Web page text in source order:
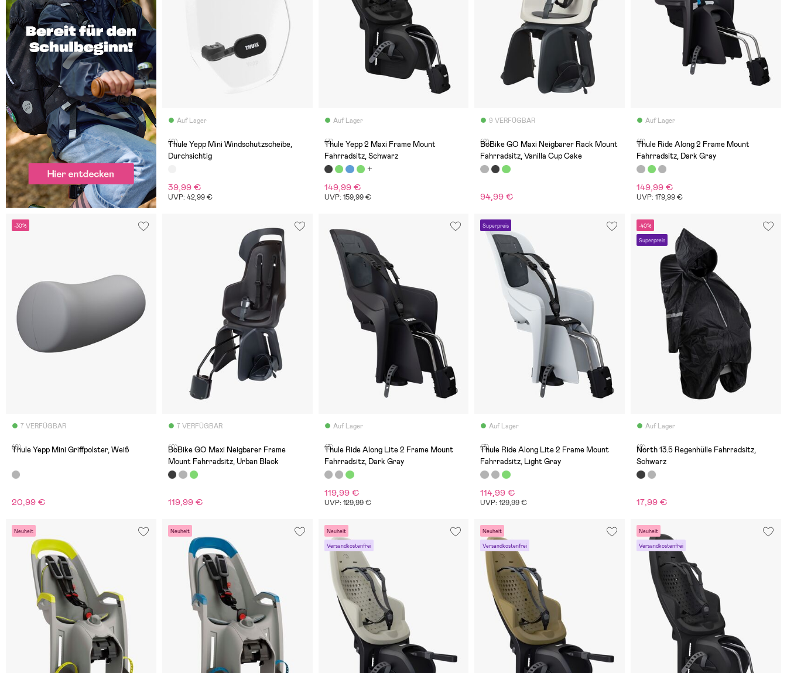
Auf Lager
(0)
Thule Yepp Mini Windschutzscheibe,
Durchsichtig
39,99 €
UVP: 42,99 €
Auf Lager
(3)
Thule Yepp 2 Maxi Frame Mount
Fahrradsitz, Schwarz
149,99 €
UVP: 159,99 €
9 VERFÜGBAR
(2)
BoBike GO Maxi Neigbarer Rack Mount
Fahrradsitz, Vanilla Cup Cake
94,99 €
Auf Lager
(2)
Thule Ride Along 2 Frame Mount
Fahrradsitz, Dark Gray
149,99 €
UVP: 179,99 €
-30%
7 VERFÜGBAR
(0)
Thule Yepp Mini Griffpolster, Weiß
20,99 €
7 VERFÜGBAR
(0)
BoBike GO Maxi Neigbarer Frame
Mount Fahrradsitz, Urban Black
119,99 €
Auf Lager
(3)
Thule Ride Along Lite 2 Frame Mount
Fahrradsitz, Dark Gray
119,99 €
UVP: 129,99 €
Superpreis
Auf Lager
(3)
Thule Ride Along Lite 2 Frame Mount
Fahrradsitz, Light Gray
114,99 €
UVP: 129,99 €
-40%
Superpreis
Auf Lager
(2)
North 13.5 Regenhülle Fahrradsitz,
Schwarz
17,99 €
Neuheit Neuheit Neuheit
Versandkostenfrei
Neuheit
Versandkostenfrei
Neuheit
Versandkostenfrei